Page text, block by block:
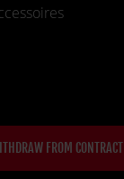
FROM CONTRACT